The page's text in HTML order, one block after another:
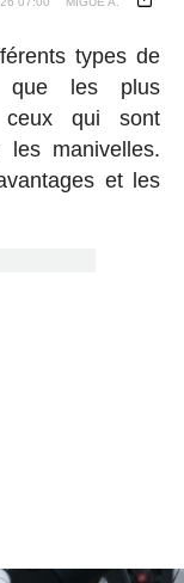
types de
que les plus
ceux qui sont
manivelles.
et les